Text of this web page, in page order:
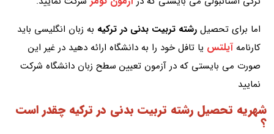
اما برای تحصیل رشته تربیت بدنی در ترکیه به زبان انگلیسی باید
کارنامهآیلتس یا تافل خود را به دانشگاه ارائه دهید در غیر این
صورت می بایستی که در آزمون تعیین سطح زبان دانشگاه شرکت
نمایید
شهریه تحصیل رشته تربیت بدنی در ترکیه چقدر است
؟